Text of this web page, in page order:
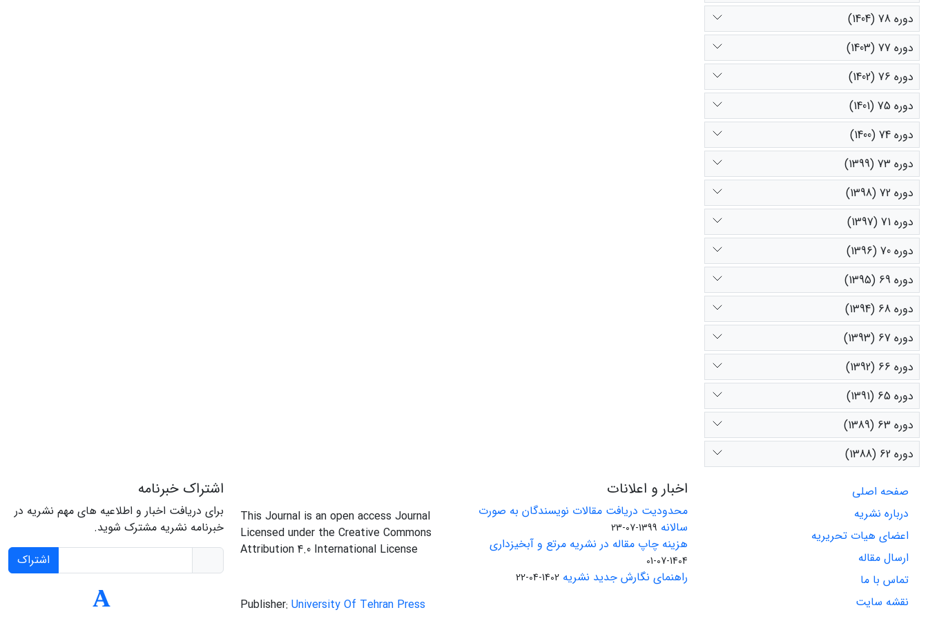
دوره 78 (1404)
دوره 77 (1403)
دوره 76 (1402)
دوره 75 (1401)
دوره 74 (1400)
دوره 73 (1399)
دوره 72 (1398)
دوره 71 (1397)
دوره 70 (1396)
دوره 69 (1395)
دوره 68 (1394)
دوره 67 (1393)
دوره 66 (1392)
دوره 65 (1391)
دوره 63 (1389)
دوره 62 (1388)
صفحه اصلی
درباره نشریه
اعضای هیات تحریریه
ارسال مقاله
تماس با ما
نقشه سایت
اخبار و اعلانات
محدودیت دریافت مقالات نویسندگان به صورت
سالانه 1399-07-23
هزینه چاپ مقاله در نشریه مرتع و آبخیزداری
1404-07-01
راهنمای نگارش جدید نشریه 1402-04-22
This Journal is an open access Journal
Licensed under the Creative Commons
Attribution 4.0 International License
Publisher: University Of Tehran Press
اشتراک خبرنامه
برای دریافت اخبار و اطلاعیه های مهم نشریه در
خبرنامه نشریه مشترک شوید.
اشتراک